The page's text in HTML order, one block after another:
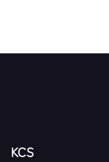
KCS